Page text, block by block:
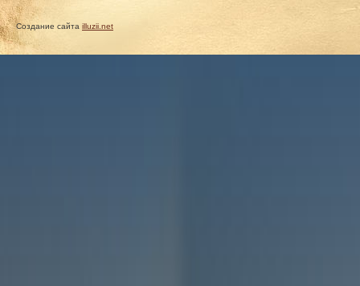
Создание сайта illuzii.net